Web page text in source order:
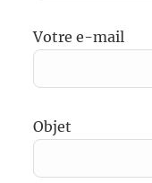
Votre e-mail
Objet